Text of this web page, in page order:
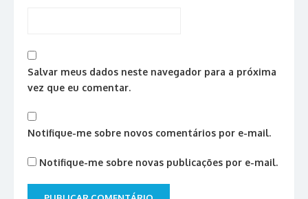
Salvar meus dados neste navegador para a próxima
vez que eu comentar.
Notifique-me sobre novos comentários por e-mail.
Notifique-me sobre novas publicações por e-mail.